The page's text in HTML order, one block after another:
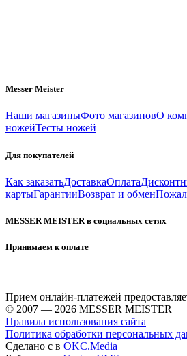
Messer Meister
Наши магазиныФото магазиновО
ножейТесты ножей
Для покупателей
Как заказатьДоставкаОплата
картыГарантииВозврат и обмен
MESSER MEISTER в социальных сетях
Принимаем к оплате
Прием онлайн-платежей
© 2007 — 2026 MESSER MEISTER
Правила использования сайта
Политика обработки персональных
Сделано с в OKC.Media